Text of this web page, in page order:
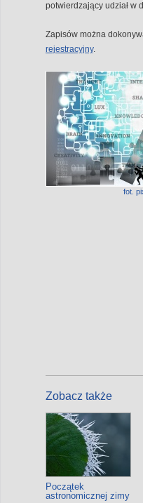
potwierdzający udział w
Zapisów można
rejestracyjny.
fot.
Zobacz także
Początek
astronomicznej zimy